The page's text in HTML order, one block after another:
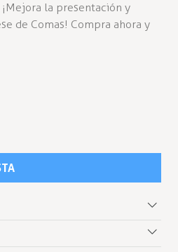
la presentación y
de Comas! Compra ahora y